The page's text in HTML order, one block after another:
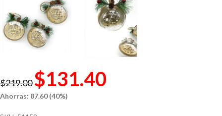
$219.00 $131.40
Ahorras: 87.60 (40%)